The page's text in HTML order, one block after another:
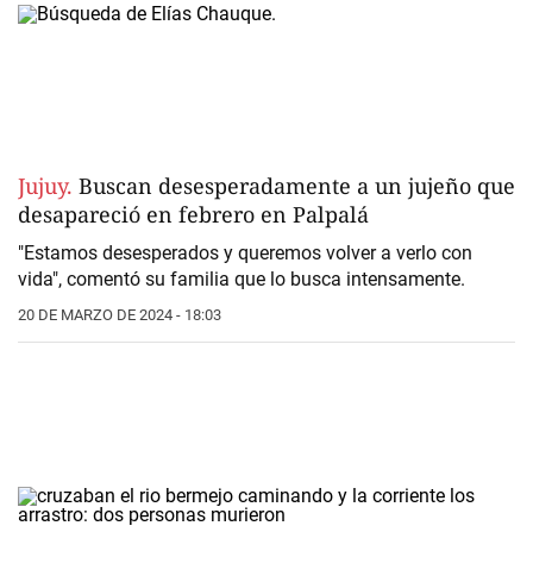
Jujuy. Buscan desesperadamente a un jujeño que
desapareció en febrero en Palpalá
"Estamos desesperados y queremos volver a verlo con
vida", comentó su familia que lo busca intensamente.
20 DE MARZO DE 2024 - 18:03